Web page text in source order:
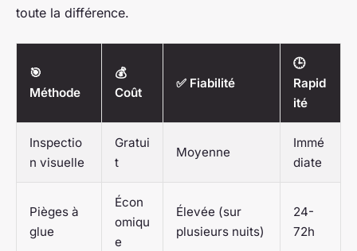
toute la différence.
🎯
Méthode
💰
Coût
✅ Fiabilité
🕒
Rapid
ité
Inspectio
n visuelle
Gratui
t
Moyenne
Immé
diate
Pièges à
glue
Écon
omiqu
e
Élevée (sur
plusieurs nuits)
24-
72h